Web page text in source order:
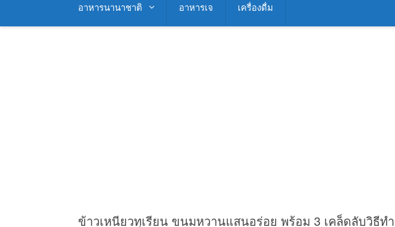
อาหารนานาชาติ อาหารเจ เครื่องดื่ม
ข้าวเหนียวทุเรียน ขนมหวานแสนอร่อย พร้อม 3 เคล็ดลับวิธีท